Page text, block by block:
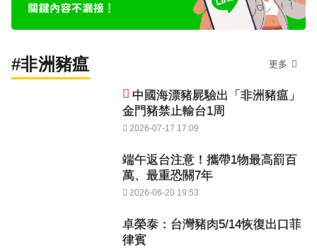
#非洲豬瘟 更多
中國海漂豬屍驗出「非洲豬瘟」
金門豬禁止輸台1周
2026-07-17 17:09
端午返台注意！攜帶1物最高罰百
萬、最重恐關7年
2026-06-20 19:53
卓榮泰：台灣豬肉5/14恢復出口菲
律賓